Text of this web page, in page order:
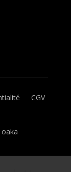
CGV
oaka